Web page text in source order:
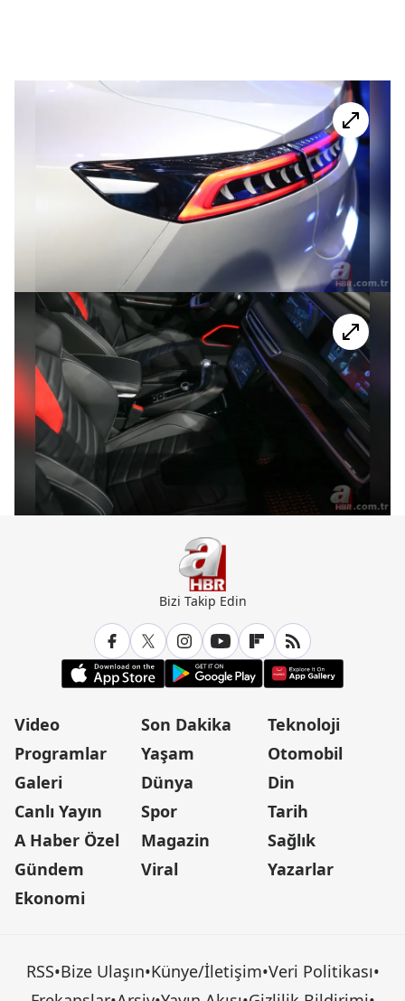
Bizi Takip Edin
Video
Programlar
Galeri
Canlı Yayın
A Haber Özel
Gündem
Ekonomi
Son Dakika
Yaşam
Dünya
Spor
Magazin
Viral
Teknoloji
Otomobil
Din
Tarih
Sağlık
Yazarlar
RSS•Bize Ulaşın•Künye/İletişim•Veri Politikası•